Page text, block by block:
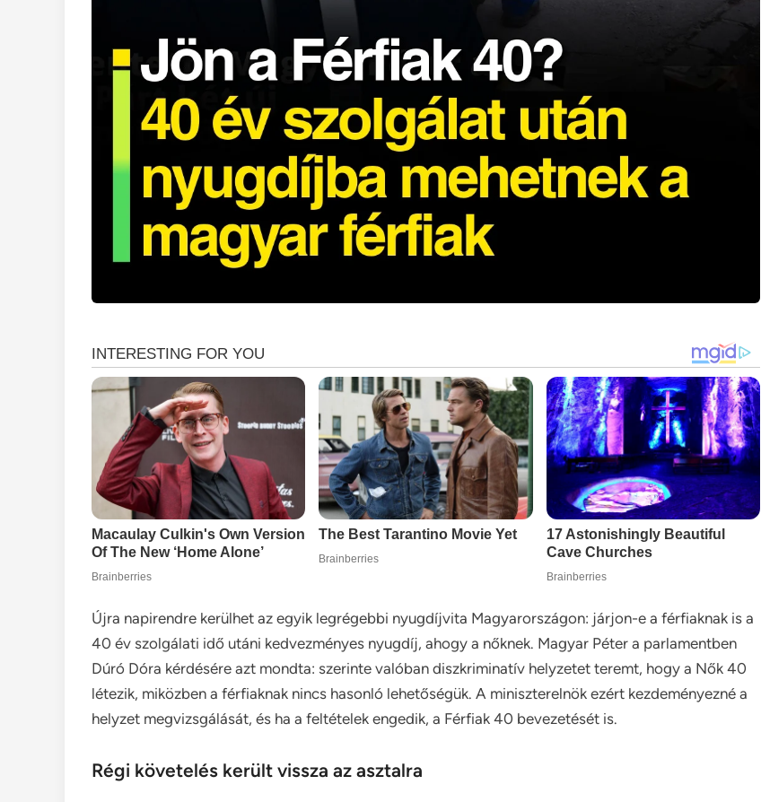
Újra napirendre kerülhet az egyik legrégebbi nyugdíjvita Magyarországon: járjon-e a férfiaknak is a
40 év szolgálati idő utáni kedvezményes nyugdíj, ahogy a nőknek. Magyar Péter a parlamentben
Dúró Dóra kérdésére azt mondta: szerinte valóban diszkriminatív helyzetet teremt, hogy a Nők 40
létezik, miközben a férfiaknak nincs hasonló lehetőségük. A miniszterelnök ezért kezdeményezné a
helyzet megvizsgálását, és ha a feltételek engedik, a Férfiak 40 bevezetését is.
Régi követelés került vissza az asztalra